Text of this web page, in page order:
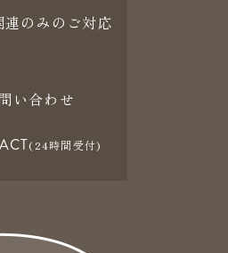
のみのご対応
い合わせ
(24時間受付)